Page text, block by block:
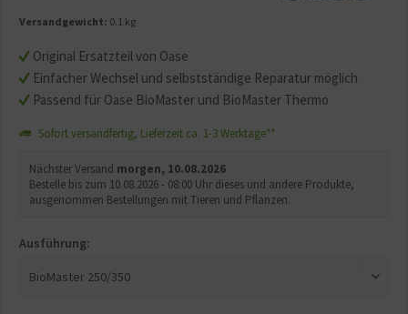
Original Ersatzteil von Oase
Einfacher Wechsel und selbstständige Reparatur möglich
Passend für Oase BioMaster und BioMaster Thermo
Versandgewicht: 0.1 kg
Sofort versandfertig, Lieferzeit ca. 1-3 Werktage**
Nächster Versand morgen, 10.08.2026
Bestelle bis zum 10.08.2026 - 08:00 Uhr dieses und andere Produkte,
ausgenommen Bestellungen mit Tieren und Pflanzen.
Ausführung: